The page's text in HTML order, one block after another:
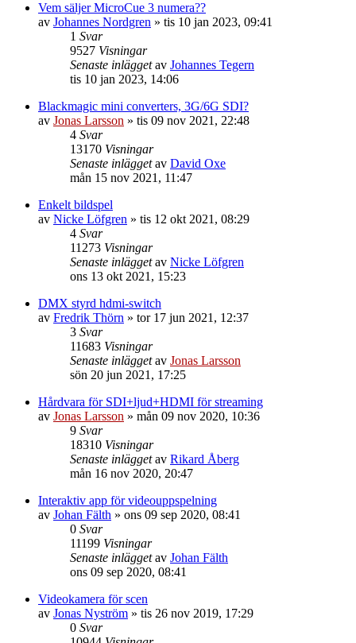
Vem säljer MicroCue 3 numera??
av Johannes Nordgren » tis 10 jan 2023, 09:41
1 Svar
9527 Visningar
Senaste inläggetav Johannes Tegern
tis 10 jan 2023, 14:06
Blackmagic mini converters, 3G/6G SDI?
av Jonas Larsson » tis 09 nov 2021, 22:48
4 Svar
13170 Visningar
Senaste inläggetav David Oxe
mån 15 nov 2021, 11:47
Enkelt bildspel
av Nicke Löfgren » tis 12 okt 2021, 08:29
4 Svar
11273 Visningar
Senaste inläggetav Nicke Löfgren
ons 13 okt 2021, 15:23
DMX styrd hdmi-switch
av Fredrik Thörn » tor 17 jun 2021, 12:37
3 Svar
11683 Visningar
Senaste inläggetav Jonas Larsson
sön 20 jun 2021, 17:25
Hårdvara för SDI+ljud+HDMI för streaming
av Jonas Larsson » mån 09 nov 2020, 10:36
9 Svar
18310 Visningar
Senaste inläggetav Rikard Åberg
mån 16 nov 2020, 20:47
Interaktiv app för videouppspelning
av Johan Fälth » ons 09 sep 2020, 08:41
0 Svar
11199 Visningar
Senaste inläggetav Johan Fälth
ons 09 sep 2020, 08:41
Videokamera för scen
av Jonas Nyström » tis 26 nov 2019, 17:29
0 Svar